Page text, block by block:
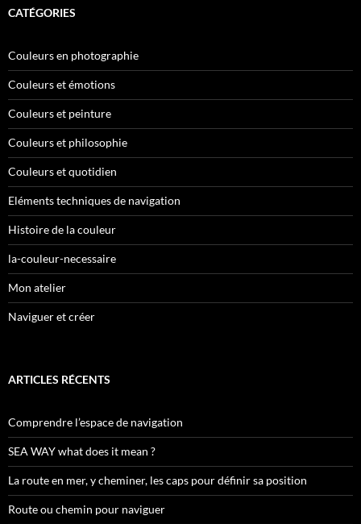
CATÉGORIES
Couleurs en photographie
Couleurs et émotions
Couleurs et peinture
Couleurs et philosophie
Couleurs et quotidien
Eléments techniques de navigation
Histoire de la couleur
la-couleur-necessaire
Mon atelier
Naviguer et créer
ARTICLES RÉCENTS
Comprendre l’espace de navigation
SEA WAY what does it mean ?
La route en mer, y cheminer, les caps pour définir sa position
Route ou chemin pour naviguer